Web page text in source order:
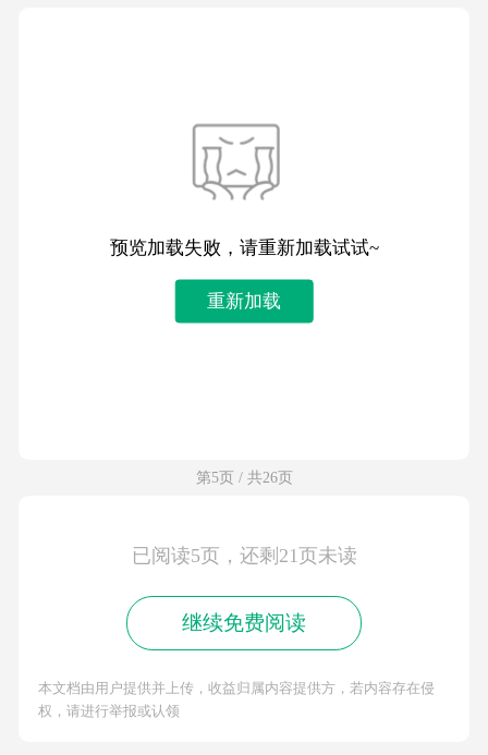
预览加载失败，请重新加载试试~
重新加载
第5页 / 共26页
已阅读5页，还剩21页未读
继续免费阅读
本文档由用户提供并上传，收益归属内容提供方，若内容存在侵
权，请进行举报或认领